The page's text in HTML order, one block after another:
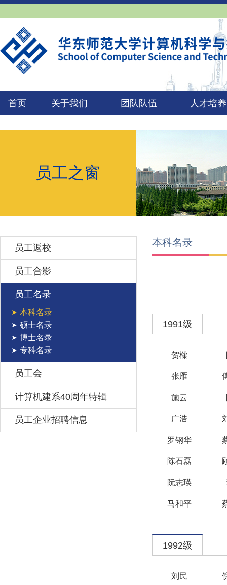
首页 关于我们 团队队伍 人才培养
员工之窗
员工返校
员工合影
员工名录
本科名录
硕士名录
博士名录
专科名录
员工会
计算机建系40周年特辑
员工企业招聘信息
本科名录
1991级
贺樑
张雁
施云
广浩
罗钢华
陈石磊
阮志瑛
马和平
1992级
刘民